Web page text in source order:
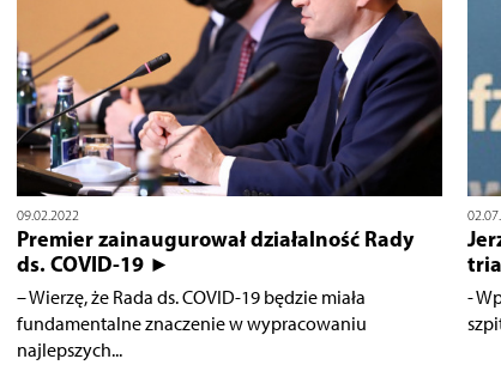
09.02.2022
Premier zainaugurował działalność Rady
ds. COVID-19 ►
– Wierzę, że Rada ds. COVID-19 będzie miała
fundamentalne znaczenie w wypracowaniu
najlepszych...
-